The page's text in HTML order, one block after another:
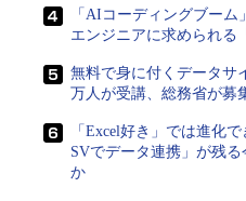
「AIコーディングブーム
エンジニアに求められる
無料で身に付くデータ
万人が受講、総務省が募
「Excel好き」では進化
SVでデータ連携」が残
か